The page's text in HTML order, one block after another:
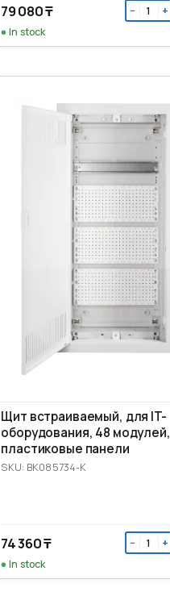
79 080 ₸ − +
In stock
Щит встраиваемый, для IT-
оборудования, 48 модулей,
пластиковые панели
SKU: BK085734-K
74 360 ₸ − +
In stock